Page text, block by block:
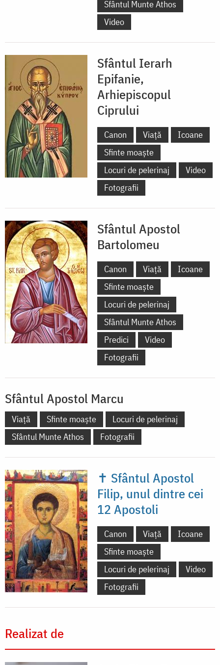
Sfântul Munte Athos
Video
Sfântul Ierarh
Epifanie,
Arhiepiscopul
Ciprului
Canon Viață
Icoane
Sfinte moaște
Locuri de pelerinaj
Video
Fotografii
Sfântul Apostol
Bartolomeu
Canon Viață
Icoane
Sfinte moaște
Locuri de pelerinaj
Sfântul Munte Athos
Predici
Video
Fotografii
Sfântul Apostol Marcu
Viață Sfinte moaște
Locuri de pelerinaj
Sfântul Munte Athos
Fotografii
✝ Sfântul Apostol
Filip, unul dintre cei
12 Apostoli
Canon Viață
Icoane
Sfinte moaște
Locuri de pelerinaj
Video
Fotografii
Realizat de